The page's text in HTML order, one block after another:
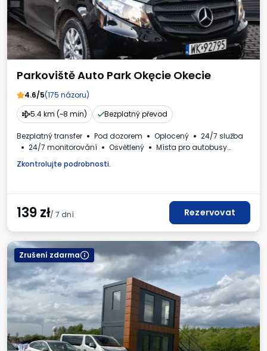
Parkoviště Auto Park Okęcie Okecie
4.6/5(175 názoru)
5.4 km (~8 min)
Bezplatný převod
Bezplatný transfer Pod dozorem Oplocený
24/7 služba
24/7 monitorování
Osvětlený
Místa pro autobusy
Zkontrolujte podrobnosti.
139zł/ 7 dní Rezervovat
Zrušení zdarma